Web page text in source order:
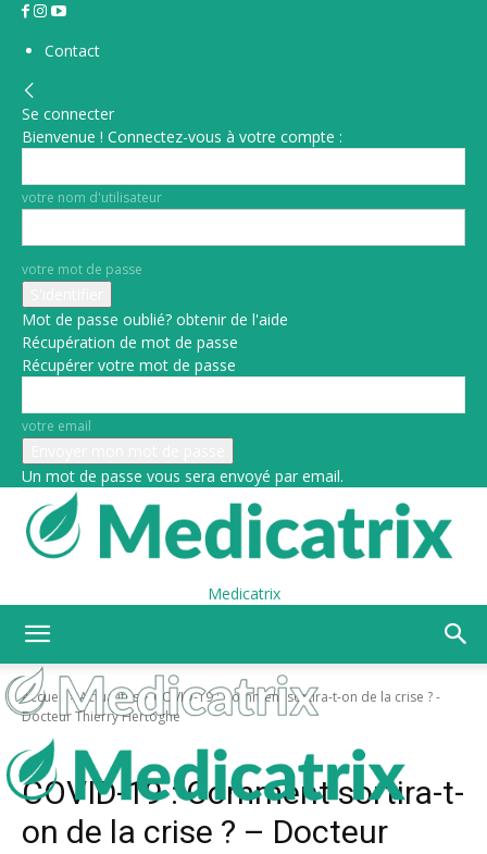
Contact
Se connecter
Bienvenue ! Connectez-vous à votre compte :
votre nom d'utilisateur
votre mot de passe
Mot de passe oublié? obtenir de l'aide
Récupération de mot de passe
Récupérer votre mot de passe
votre email
Un mot de passe vous sera envoyé par email.
Medicatrix
Accueil Actualités
COVID-19 : Comment sortira-t-on de la crise ? -
Docteur Thierry Hertoghe
Actualités Covid-19
COVID-19 : Comment sortira-t-
on de la crise ? – Docteur